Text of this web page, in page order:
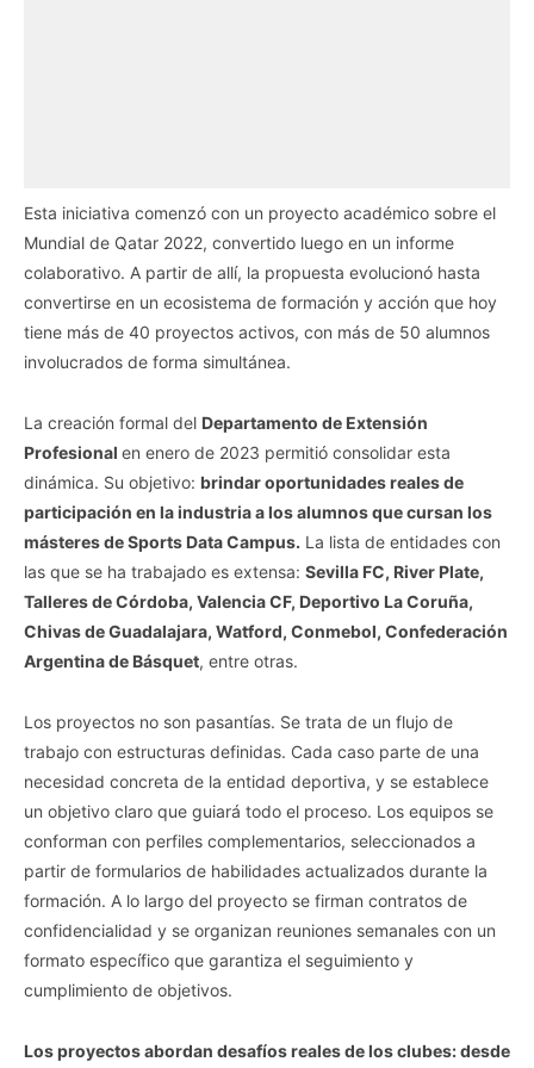
Esta iniciativa comenzó con un proyecto académico sobre el
Mundial de Qatar 2022, convertido luego en un informe
colaborativo. A partir de allí, la propuesta evolucionó hasta
convertirse en un ecosistema de formación y acción que hoy
tiene más de 40 proyectos activos, con más de 50 alumnos
involucrados de forma simultánea.
La creación formal del Departamento de Extensión
Profesional en enero de 2023 permitió consolidar esta
dinámica. Su objetivo: brindar oportunidades reales de
participación en la industria a los alumnos que cursan los
másteres de Sports Data Campus. La lista de entidades con
las que se ha trabajado es extensa: Sevilla FC, River Plate,
Talleres de Córdoba, Valencia CF, Deportivo La Coruña,
Chivas de Guadalajara, Watford, Conmebol, Confederación
Argentina de Básquet, entre otras.
Los proyectos no son pasantías. Se trata de un flujo de
trabajo con estructuras definidas. Cada caso parte de una
necesidad concreta de la entidad deportiva, y se establece
un objetivo claro que guiará todo el proceso. Los equipos se
conforman con perfiles complementarios, seleccionados a
partir de formularios de habilidades actualizados durante la
formación. A lo largo del proyecto se firman contratos de
confidencialidad y se organizan reuniones semanales con un
formato específico que garantiza el seguimiento y
cumplimiento de objetivos.
Los proyectos abordan desafíos reales de los clubes: desde